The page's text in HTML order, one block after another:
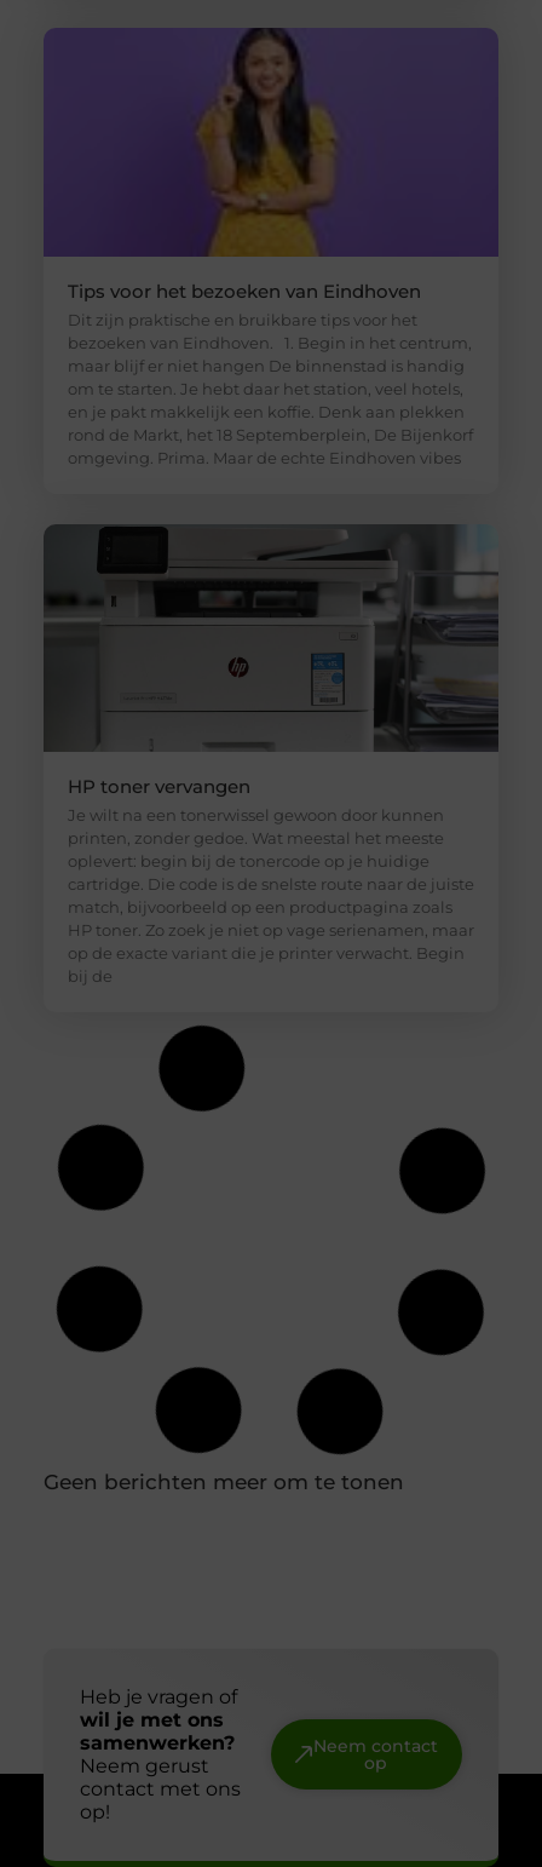
Tips voor het bezoeken van Eindhoven
Dit zijn praktische en bruikbare tips voor het
bezoeken van Eindhoven. 1. Begin in het centrum,
maar blijf er niet hangen De binnenstad is handig
om te starten. Je hebt daar het station, veel hotels,
en je pakt makkelijk een koffie. Denk aan plekken
rond de Markt, het 18 Septemberplein, De Bijenkorf
omgeving. Prima. Maar de echte Eindhoven vibes
HP toner vervangen
Je wilt na een tonerwissel gewoon door kunnen
printen, zonder gedoe. Wat meestal het meeste
oplevert: begin bij de tonercode op je huidige
cartridge. Die code is de snelste route naar de juiste
match, bijvoorbeeld op een productpagina zoals
HP toner. Zo zoek je niet op vage serienamen, maar
op de exacte variant die je printer verwacht. Begin
bij de
Hoe diepvriesetiketten helpen bij
houdbaarheidsregistratie
In een professionele keuken is een nauwkeurige
houdbaarheidsregistratie essentieel om
voedselveiligheid te waarborgen en verspilling te
voorkomen. Diepvriesetiketten spelen hierin een
belangrijke rol, omdat je hiermee eenvoudig
vastlegt wanneer producten zijn ingevroren en tot
wanneer ze gebruikt kunnen worden. Door